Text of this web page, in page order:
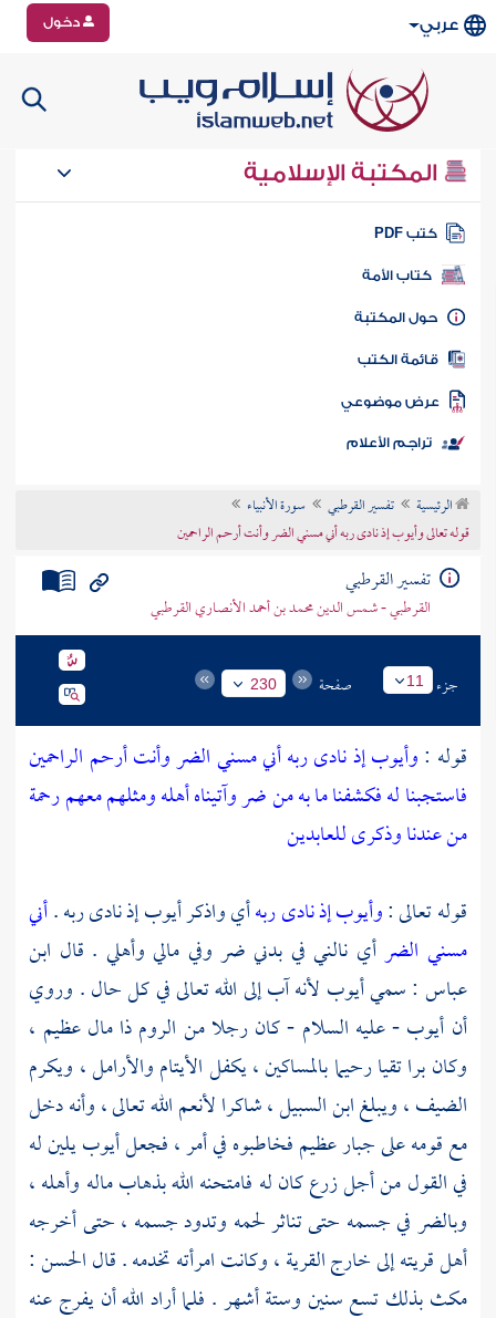
عربي دخول
المكتبة الإسلامية
كتب PDF
كتاب الأمة
المكتبة
الكتب
موضوعي
تراجم الأعلام
الرئيسية تفسير القرطبي
سورة الأنبياء
قوله تعالى وأيوب إذ نادى ربه أني مسني الضر وأنت أرحم الراحمين
تفسير القرطبي
القرطبي - شمس الدين محمد بن أحمد الأنصاري القرطبي
جزء 11 صفحة 230
قوله :وأيوب إذ نادى ربه أني مسني الضر وأنت أرحم الراحمين
فاستجبنا له فكشفنا ما به من ضر وآتيناه أهله ومثلهم معهم رحمة
من عندنا وذكرى للعابدين
قوله تعالى :وأيوب إذ نادى ربهأي واذكرأيوبإذ نادى ربه .أني
مسني الضرأي نالني في بدني ضر وفي مالي وأهلي . قال ابن
عباس : سميأيوب لأنه آب إلى الله تعالى في كل حال . وروي
أن أيوب- عليه السلام - كان رجلا من الرومذا مال عظيم ،
وكان برا تقيا رحيما بالمساكين ، يكفل الأيتام والأرامل ، ويكرم
الضيف ، ويبلغ ابن السبيل ، شاكرا لأنعم الله تعالى ، وأنه دخل
مع قومه على جبار عظيم فخاطبوه في أمر ، فجعلأيوبيلين له
في القول من أجل زرع كان له فامتحنه الله بذهاب ماله وأهله ،
وبالضر في جسمه حتى تناثر لحمه وتدود جسمه ، حتى أخرجه
أهل قريته إلى خارج القرية ، وكانت امرأته تخدمه . قالالحسن:
مكث بذلك تسع سنين وستة أشهر . فلما أراد الله أن يفرج عنه